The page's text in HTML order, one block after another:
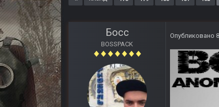
Босс
BOSSPACK
Опубликовано